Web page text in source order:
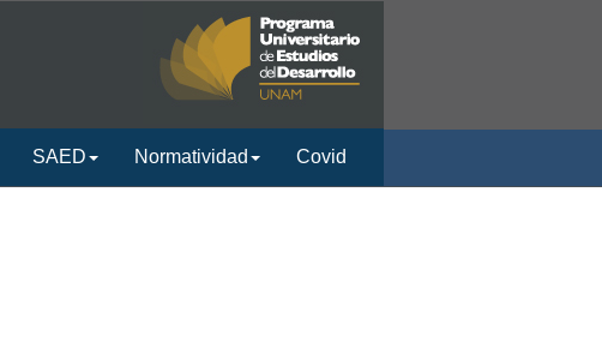
SAED Normatividad Covid